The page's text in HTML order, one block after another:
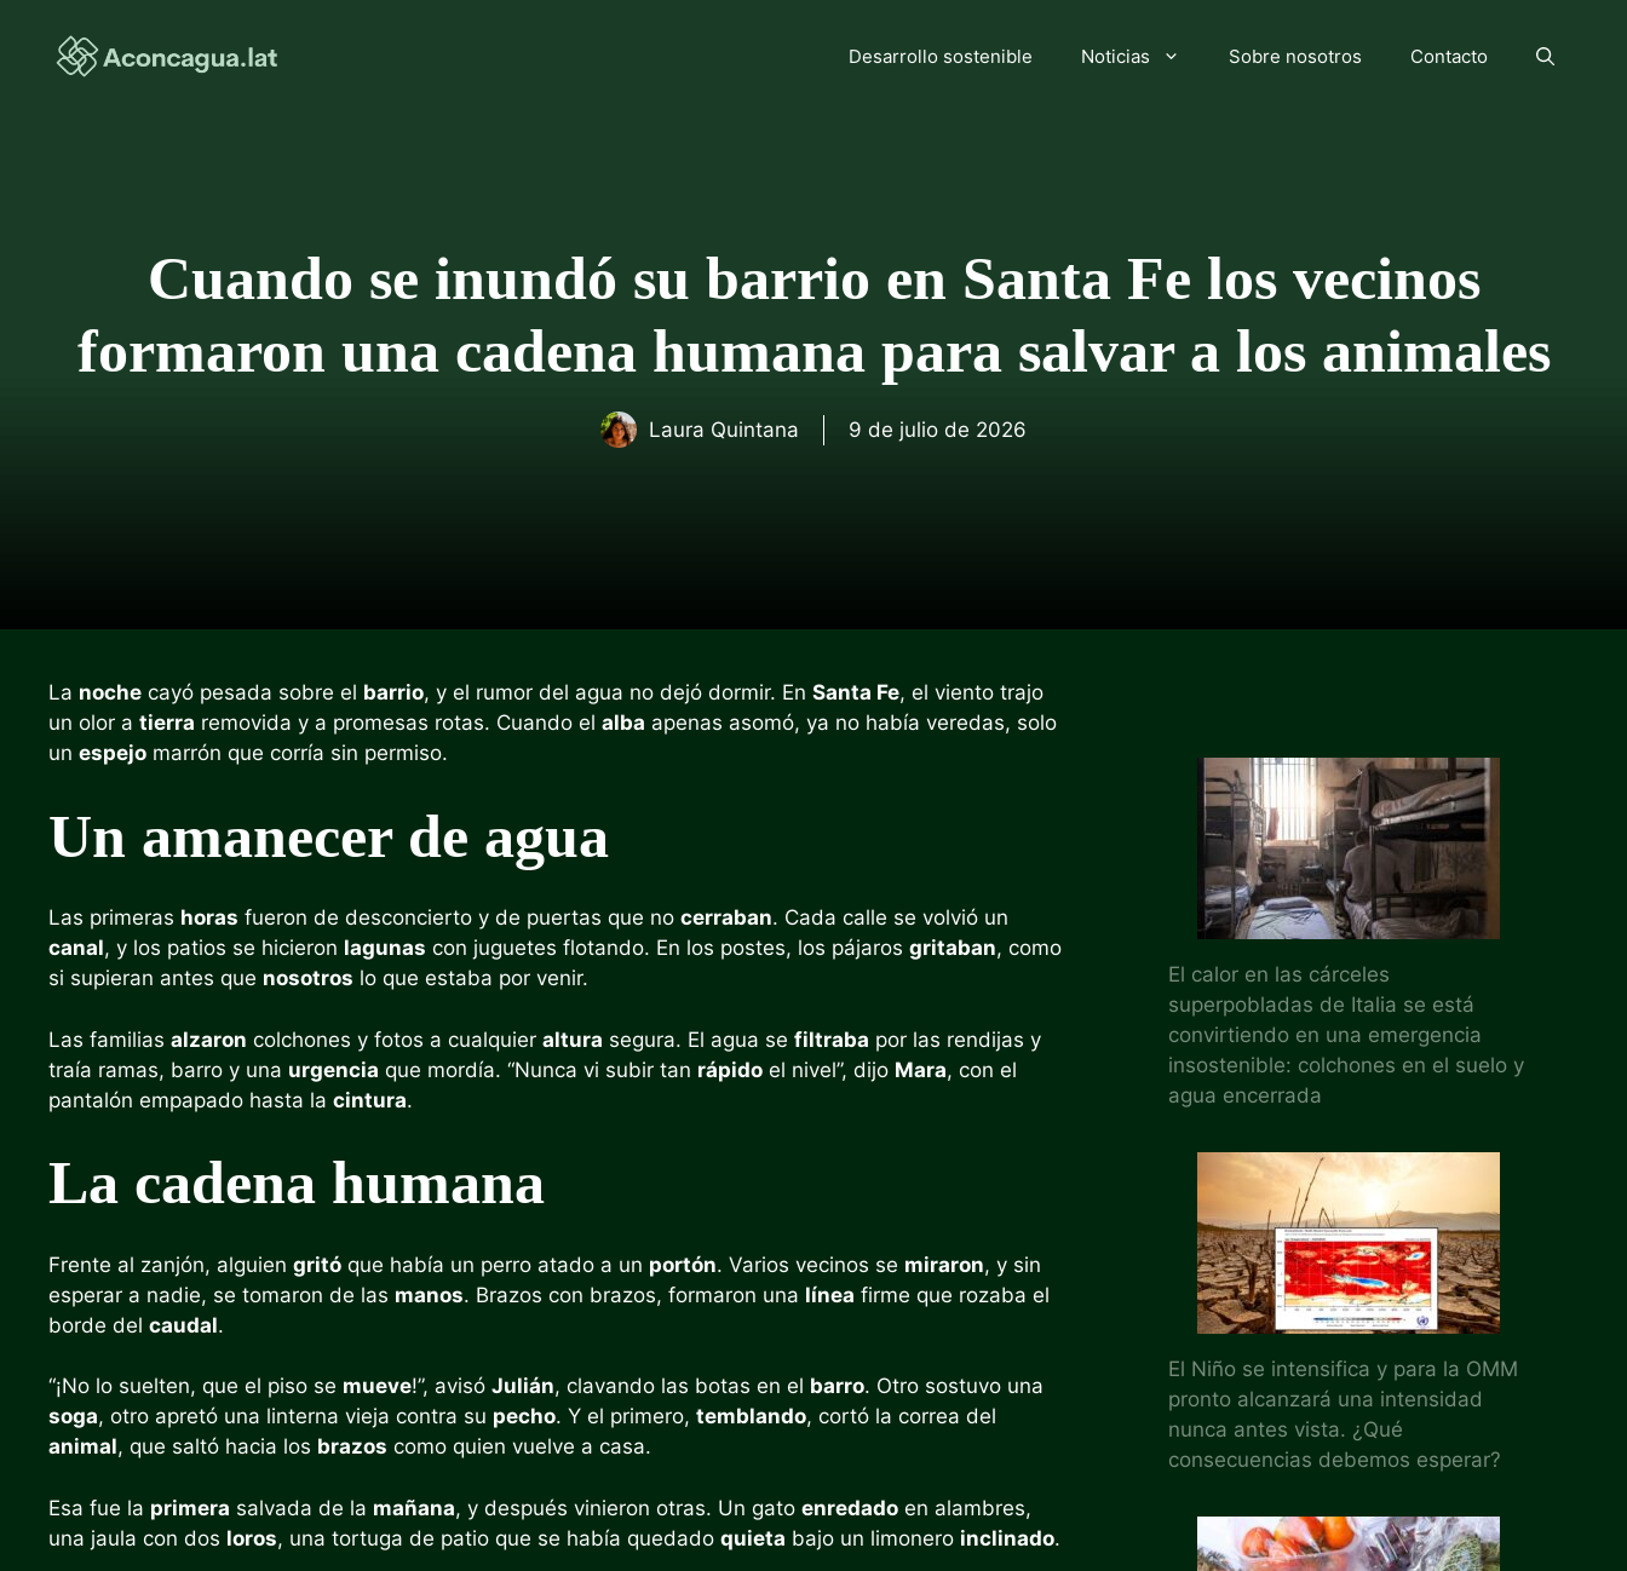
contenido
Desarrollo sostenible Noticias Sobre nosotros Contacto
Cuando se inundó su barrio en Santa Fe los vecinos
formaron una cadena humana para salvar a los animales
Laura Quintana 9 de julio de 2026
La noche cayó pesada sobre el barrio, y el rumor del agua no dejó dormir. En Santa Fe, el viento trajo
un olor a tierra removida y a promesas rotas. Cuando el alba apenas asomó, ya no había veredas, solo
un espejo marrón que corría sin permiso.
Un amanecer de agua
Las primeras horas fueron de desconcierto y de puertas que no cerraban. Cada calle se volvió un
canal, y los patios se hicieron lagunas con juguetes flotando. En los postes, los pájaros gritaban, como
si supieran antes que nosotros lo que estaba por venir.
Las familias alzaron colchones y fotos a cualquier altura segura. El agua se filtraba por las rendijas y
traía ramas, barro y una urgencia que mordía. “Nunca vi subir tan rápido el nivel”, dijo Mara, con el
pantalón empapado hasta la cintura.
La cadena humana
Frente al zanjón, alguien gritó que había un perro atado a un portón. Varios vecinos se miraron, y sin
esperar a nadie, se tomaron de las manos. Brazos con brazos, formaron una línea firme que rozaba el
borde del caudal.
“¡No lo suelten, que el piso se mueve!”, avisó Julián, clavando las botas en el barro. Otro sostuvo una
soga, otro apretó una linterna vieja contra su pecho. Y el primero, temblando, cortó la correa del
animal, que saltó hacia los brazos como quien vuelve a casa.
Esa fue la primera salvada de la mañana, y después vinieron otras. Un gato enredado en alambres,
una jaula con dos loros, una tortuga de patio que se había quedado quieta bajo un limonero inclinado.
El calor en las cárceles
superpobladas de Italia se está
convirtiendo en una emergencia
insostenible: colchones en el suelo y
agua encerrada
El Niño se intensifica y para la OMM
pronto alcanzará una intensidad
nunca antes vista. ¿Qué
consecuencias debemos esperar?